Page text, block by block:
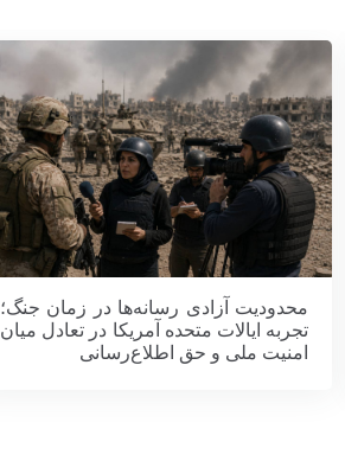
محدودیت آزادی رسانه‌ها در زمان جنگ؛
تجربه ایالات متحده آمریکا در تعادل میان
امنیت ملی و حق اطلاع‌رسانی